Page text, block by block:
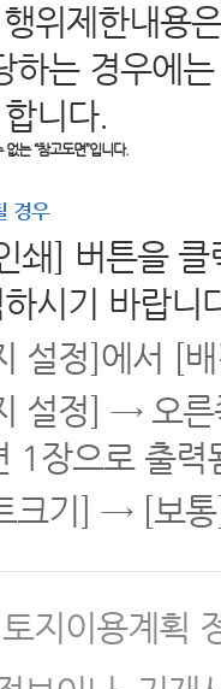
위제한내용
하는 경우에
니다.
는 “참고도면”입니다.
경우
쇄] 버튼을
시기 바랍니
설정]에서 [
설정] → 오
1장으로 출력
크기] → [보
지이용계획